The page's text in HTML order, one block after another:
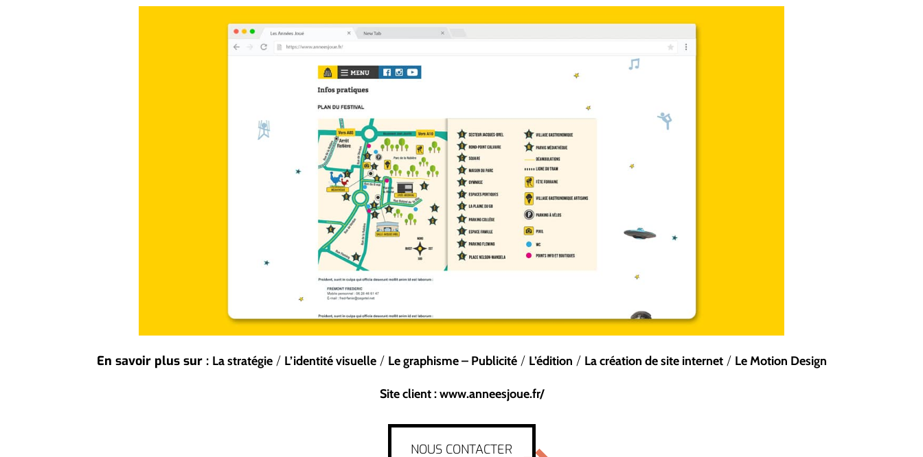
En savoir plus sur : La stratégie/ L’identité visuelle/ Le graphisme – Publicité/ L’édition / La création de site internet/ Le Motion Design
Site client : www.anneesjoue.fr/
NOUS CONTACTER